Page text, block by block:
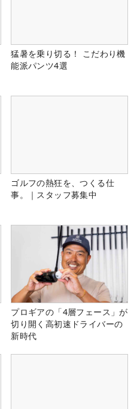
猛暑を乗り切る！ こだわり機
能派パンツ4選
ゴルフの熱狂を、つくる仕
事。｜スタッフ募集中
プロギアの「4層フェース」が
切り開く高初速ドライバーの
新時代